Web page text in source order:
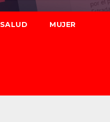
SALUD MUJER